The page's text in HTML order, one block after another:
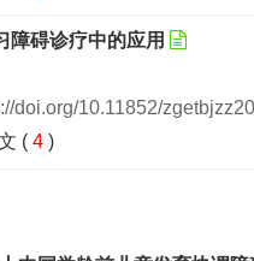
障碍诊疗中的应用
doi.org/10.11852/
( 4 )